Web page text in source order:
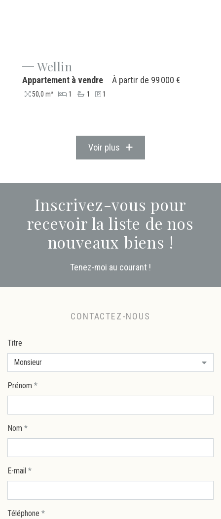
Wellin
À partir de 99 000 €
Appartement à vendre
50,0 m² 1 1 1
Voir plus
Inscrivez-vous pour
recevoir la liste de nos
nouveaux biens !
Tenez-moi au courant !
CONTACTEZ-NOUS
Titre
Monsieur
Prénom *
Nom *
E-mail *
Téléphone *